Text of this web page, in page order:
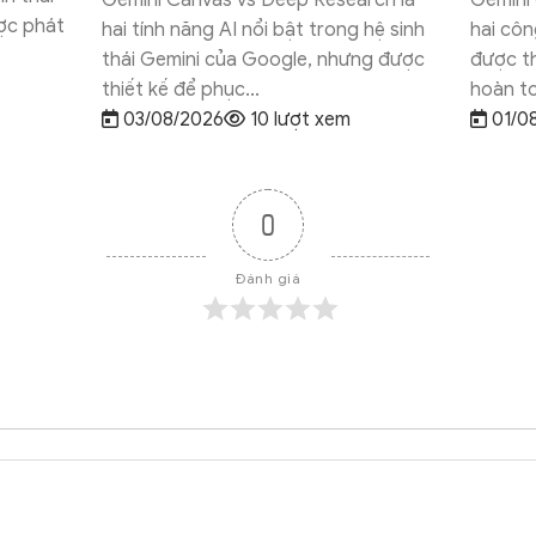
nhưng
đích
cách đơn giản giúp bạn tạo bảng tính
chuyên nghiệp mà không cần thiết kế
từ đầu. Chỉ với...
31/07/2026
9 lượt xem
0
Đánh giá